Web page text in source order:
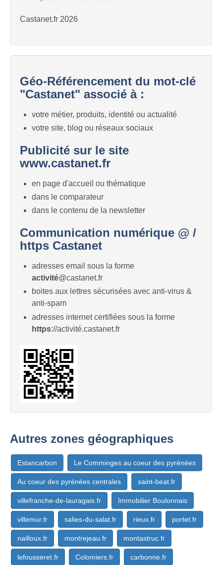
Castanet.fr 2026
Géo-Référencement du mot-clé
"Castanet" associé à :
votre métier, produits, identité ou actualité
votre site, blog ou réseaux sociaux
Publicité sur le site
www.castanet.fr
en page d'accueil ou thématique
dans le comparateur
dans le contenu de la newsletter
Communication numérique @ /
https Castanet
adresses email sous la forme
activité@castanet.fr
boites aux lettres sécurisées avec anti-virus &
anti-spam
adresses internet certifiées sous la forme
https://activité.castanet.fr
Autres zones géographiques
Estancarbon Le Comminges au coeur des pyrénées
Au coeur des pyrénées centrales saint-beat.fr
villefranche-de-lauragais.fr Immobilier Boulonnais
villemur.fr salies-du-salat.fr rieux.fr portet.fr
nailloux.fr montrejeau.fr montastruc.fr
lefousseret.fr Colomiers.fr carbonne.fr